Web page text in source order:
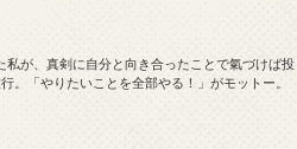
が、真剣に自分と向き合ったことで氣づけば投
。「やりたいことを全部やる！」がモットー。